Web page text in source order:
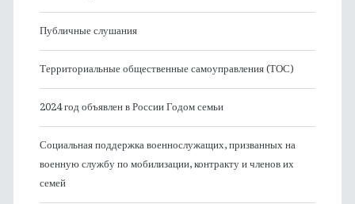
Публичные слушания
Территориальные общественные самоуправления (ТОС)
2024 год объявлен в России Годом семьи
Социальная поддержка военнослужащих, призванных на
военную службу по мобилизации, контракту и членов их
семей